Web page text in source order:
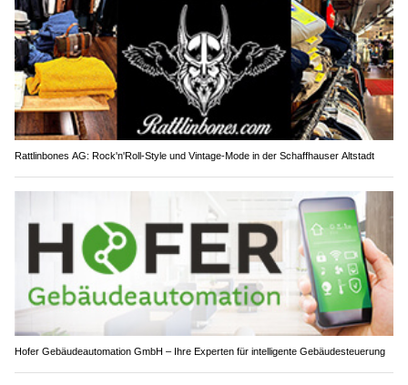
Rattlinbones AG: Rock'n'Roll-Style und Vintage-Mode in der Schaffhauser Altstadt
Hofer Gebäudeautomation GmbH – Ihre Experten für intelligente Gebäudesteuerung